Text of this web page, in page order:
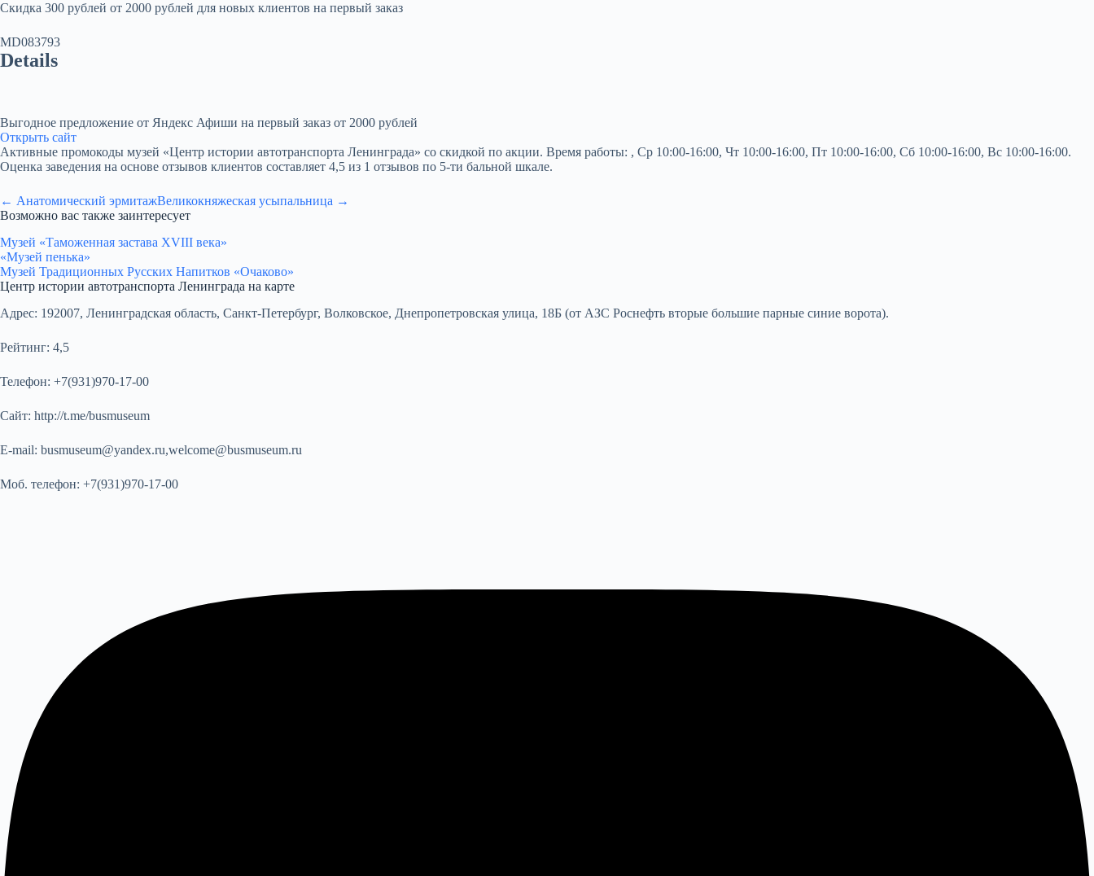
Скидка 300 рублей от 2000 рублей для новых клиентов на первый заказ
MD083793
Details
Выгодное предложение от Яндекс Афиши на первый заказ от 2000 рублей
Открыть сайт
Активные промокоды музей «Центр истории автотранспорта Ленинграда» со скидкой по акции. Время работы: , Ср 10:00-16:00, Чт 10:00-16:00, Пт 10:00-16:00, Сб 10:00-16:00, Вс 10:00-16:00.
Оценка заведения на основе отзывов клиентов составляет 4,5 из 1 отзывов по 5-ти бальной шкале.
← Анатомический эрмитажВеликокняжеская усыпальница →
Возможно вас также заинтересует
Музей «Таможенная застава ХVIII века»
«Музей пенька»
Музей Традиционных Русских Напитков «Очаково»
Центр истории автотранспорта Ленинграда на карте
Адрес: 192007, Ленинградская область, Санкт-Петербург, Волковское, Днепропетровская улица, 18Б (от АЗС Роснефть вторые большие парные синие ворота).
Рейтинг: 4,5
Телефон: +7(931)970-17-00
Сайт: http://t.me/busmuseum
E-mail: busmuseum@yandex.ru,welcome@busmuseum.ru
Моб. телефон: +7(931)970-17-00